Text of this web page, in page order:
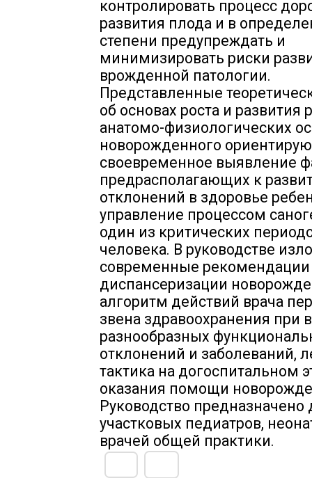
контролировать процесс
развития плода и в
степени предупреждать и
минимизировать риски
врожденной патологии.
Представленные
об основах роста и развития
анатомо-физиологических
новорожденного
своевременное выявление
предрасполагающих к
отклонений в здоровье
управление процессом
один из критических
человека. В руководстве
современные рекомендации
диспансеризации
алгоритм действий врача
звена здравоохранения при
разнообразных
отклонений и заболеваний,
тактика на догоспитальном
оказания помощи
Руководство предназначено
участковых педиатров,
врачей общей практики.